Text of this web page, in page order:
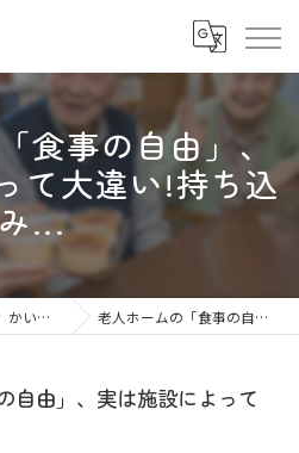
食事の自由」、
て大違い!持ち込
み...
かいご職人のブログ 老人ホームの「食事の自由」、実は施設によって大違い!持ち込み...
自由」、実は施設によって